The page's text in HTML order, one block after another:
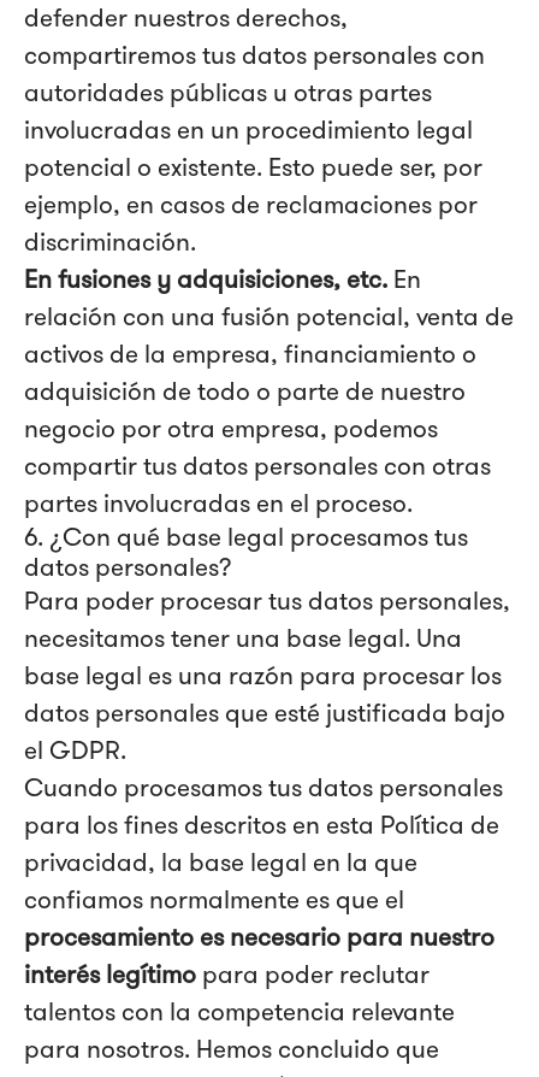
defender nuestros derechos,
compartiremos tus datos personales con
autoridades públicas u otras partes
involucradas en un procedimiento legal
potencial o existente. Esto puede ser, por
ejemplo, en casos de reclamaciones por
discriminación.
En fusiones y adquisiciones, etc. En
relación con una fusión potencial, venta de
activos de la empresa, financiamiento o
adquisición de todo o parte de nuestro
negocio por otra empresa, podemos
compartir tus datos personales con otras
partes involucradas en el proceso.
6. ¿Con qué base legal procesamos tus
datos personales?
Para poder procesar tus datos personales,
necesitamos tener una base legal. Una
base legal es una razón para procesar los
datos personales que esté justificada bajo
el GDPR.
Cuando procesamos tus datos personales
para los fines descritos en esta Política de
privacidad, la base legal en la que
confiamos normalmente es que el
procesamiento es necesario para nuestro
interés legítimo para poder reclutar
talentos con la competencia relevante
para nosotros. Hemos concluido que